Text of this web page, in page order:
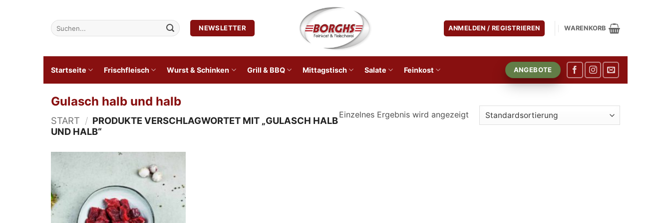
Inhalt
springen
Suchen
nach:
NEWSLETTER ANMELDEN / REGISTRIEREN WARENKORB
Startseite Frischfleisch Wurst & Schinken Grill & BBQ Mittagstisch Salate Feinkost ANGEBOTE
Gulasch halb und halb
START / PRODUKTE VERSCHLAGWORTET MIT „GULASCH HALB
UND HALB“
Einzelnes Ergebnis wird angezeigt